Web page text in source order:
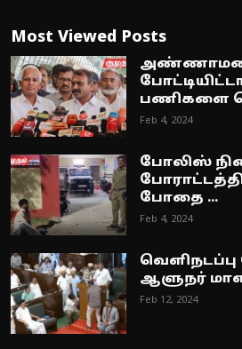
Most Viewed Posts
பணிகளை
Feb 4, 2024
போலிஸ்
போதை ...
Feb 4, 2024
ஆளுநர்
Feb 12, 2024